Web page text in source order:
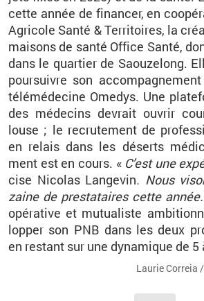
cette année de fi­nan­cer, en
Agri­cole Santé &Ter­ri­toires, la
mai­sons de santé Of­fice Santé,
dans le quar­tier de Saou­ze­long.
pour­suivre son
té­lé­mé­de­cine Ome­dys. Une
des mé­de­cins de­vrait ou­vrir
louse ; le re­cru­te­ment de
en re­lais dans les dé­serts
ment est en cours. « C’est une
cise Ni­co­las Lan­ge­vin. Nous
zaine de pres­ta­taires cette année.
opé­ra­tive et mu­tua­liste
lop­per son PNB dans les deux
en res­tant sur une dy­na­mique de 5
Lau­rie Cor­reia